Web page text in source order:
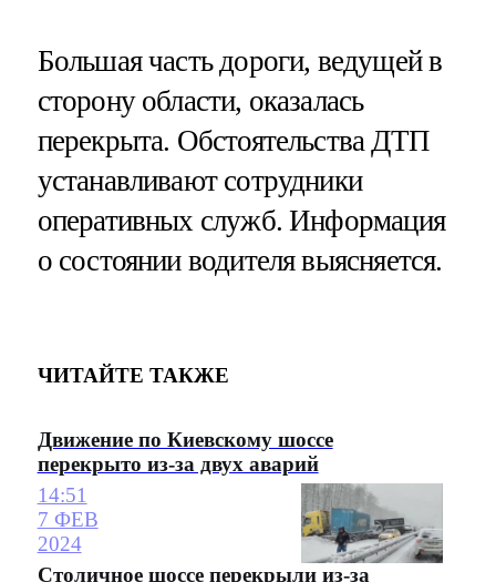
Большая часть дороги, ведущей в
сторону области, оказалась
перекрыта. Обстоятельства ДТП
устанавливают сотрудники
оперативных служб. Информация
о состоянии водителя выясняется.
ЧИТАЙТЕ ТАКЖЕ
Движение по Киевскому шоссе
перекрыто из-за двух аварий
14:51
7 ФЕВ
2024
Столичное шоссе перекрыли из-за